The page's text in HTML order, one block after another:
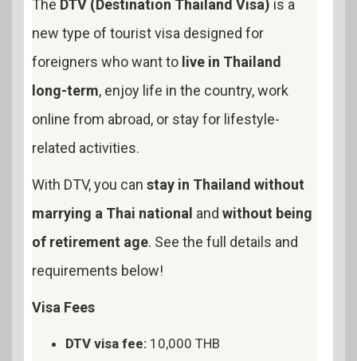
The DTV (Destination Thailand Visa) is a
new type of tourist visa designed for
foreigners who want to live in Thailand
long-term, enjoy life in the country, work
online from abroad, or stay for lifestyle-
related activities.
With DTV, you can stay in Thailand without
marrying a Thai national and without being
of retirement age. See the full details and
requirements below!
Visa Fees
DTV visa fee: 10,000 THB